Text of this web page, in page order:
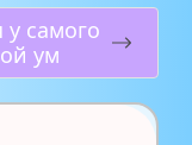
у самого
ум